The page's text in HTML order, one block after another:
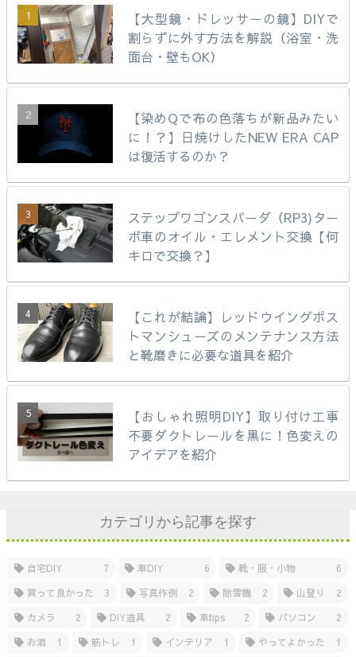
【大型鏡・ドレッサーの鏡】DIYで
割らずに外す方法を解説（浴室・洗
面台・壁もOK）
【染めQで布の色落ちが新品みたい
に！？】日焼けしたNEW ERA CAP
は復活するのか？
ステップワゴンスパーダ（RP3)ター
ボ車のオイル・エレメント交換【何
キロで交換？】
【これが結論】レッドウイングポス
トマンシューズのメンテナンス方法
と靴磨きに必要な道具を紹介
【おしゃれ照明DIY】取り付け工事
不要ダクトレールを黒に！色変えの
アイデアを紹介
カテゴリから記事を探す
自宅DIY 7 車DIY 6 靴・服・小物
6
買って良かった
3 写真作例 2 除雪機 2 山登り
2
カメラ
2 DIY道具 2 車tips 2 パソコン
2
お酒
1 筋トレ 1 インテリア 1 やってよかった 1